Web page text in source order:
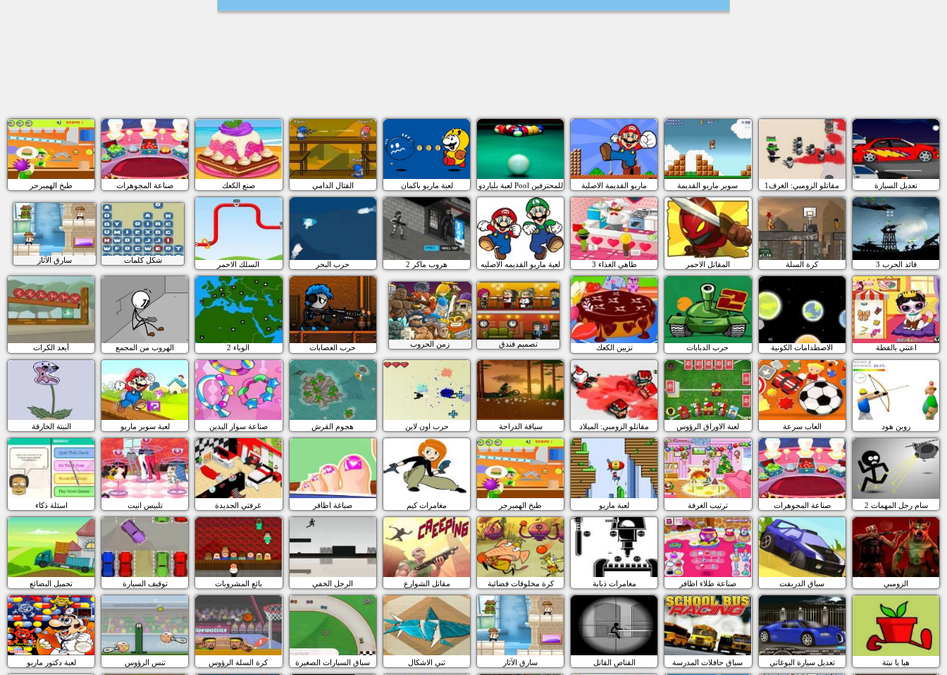
طبخ الهمبرجر صناعة المجوهرات صنع الكعك القتال الدامي لعبة ماريو باكمان لعبة بلياردو Pool للمحترفين ماريو القديمة الاصلية سوبر ماريو القديمة مقاتلو الزومبي: الغرف1 تعديل السيارة
سارق الآثار شكل كلمات السلك الاحمر حرب البحر هروب ماكر 2 لعبة ماريو القديمه الاصليه طاهي الغذاء 3 المقاتل الاحمر كرة السلة قائد الحرب 3
أبعد الكرات الهروب من المجمع الوباء 2 حرب العصابات زمن الحروب تصميم فندق تزيين الكعك حرب الدبابات الاصطدامات الكونية اعتني بالقطة
النبتة الخارقة لعبة سوبر ماريو صناعة سوار اليدين هجوم القرش حرب اون لاين سياقة الدراجة مقاتلو الزومبي: الميلاد لعبة الاوراق الرؤوس العاب سرعة روبن هود
اسئلة ذكاء تلبيس انيت غرفتي الجديدة صباغة اظافر مغامرات كيم طبخ الهمبرجر لعبة ماريو ترتيب الغرفة صناعة المجوهرات سام رجل المهمات 2
تحميل البضائع توقيف السيارة بائع المشروبات الرجل الخفي مقاتل الشوارع كرة مخلوقات فضائية مغامرات ذبابة صناعة طلاء اظافر سباق الدريفت الزومبي
لعبة دكتور ماريو تنس الرؤوس كرة السلة الرؤوس سباق السيارات الصغيرة ثني الاشكال سارق الآثار القناص القاتل سباق حافلات المدرسة تعديل سيارة البوغاتي هيا يا نبتة